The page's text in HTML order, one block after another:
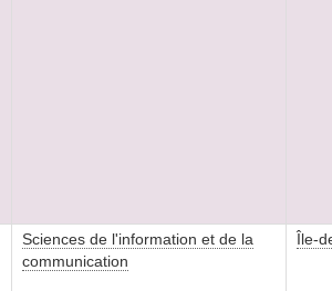
Sciences de l'information et de la
communication
Île-